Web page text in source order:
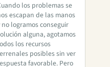
los problemas se
escapan de las manos
no logramos conseguir
alguna, agotamos
los recursos
posibles sin ver
favorable. Pero